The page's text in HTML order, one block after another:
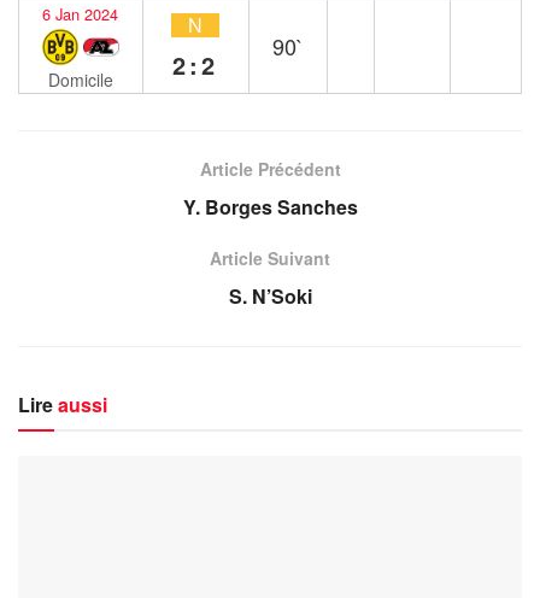
6 Jan 2024
Domicile
N
2:2
90`
Article Précédent
Y. Borges Sanches
Article Suivant
S. N’Soki
Lireaussi